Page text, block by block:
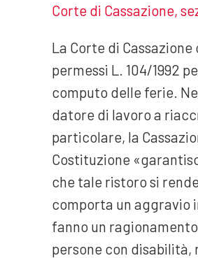
Corte di Cassazione,
La Corte di
permessi L. 104/1992
computo delle ferie.
datore di lavoro a
particolare, la
Costituzione
che tale ristoro si
comporta un aggravio
fanno un
persone con disabilità,